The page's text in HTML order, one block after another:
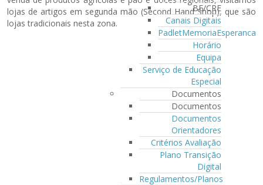
BE/CRE
Canais Digitais
PadletMemoriaEsperanca
Horário
Equipa
Serviço de Educação
Especial
Documentos
Documentos
Documentos
Orientadores
Critérios Avaliação
Plano Transição
Digital
Regulamentos/Planos
lojas de artigos em segunda mão (Second Hand Shop), que são
lojas tradicionais nesta zona.